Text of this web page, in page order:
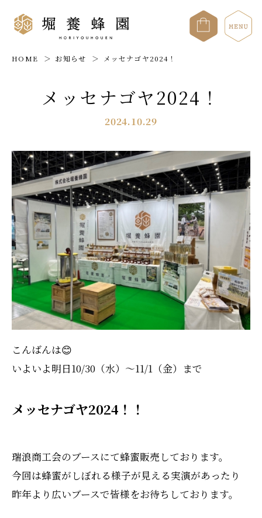
HOME お知らせ メッセナゴヤ2024！
メッセナゴヤ2024！
2024.10.29
こんばんは😊
いよいよ明日10/30（水）～11/1（金）まで
メッセナゴヤ2024！！
瑞浪商工会のブースにて蜂蜜販売しております。
今回は蜂蜜がしぼれる様子が見える実演があったり
昨年より広いブースで皆様をお待ちしております。